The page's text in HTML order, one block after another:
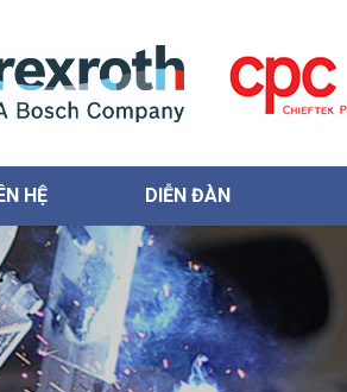
HỆ DIỄN ĐÀN